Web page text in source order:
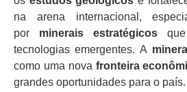
na arena internacional,
por minerais estratégicosque
tecnologias emergentes. A
como uma nova fronteira
grandes oportunidades para o país.